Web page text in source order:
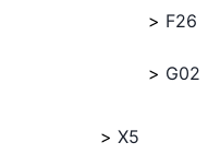
F26
G02
X5